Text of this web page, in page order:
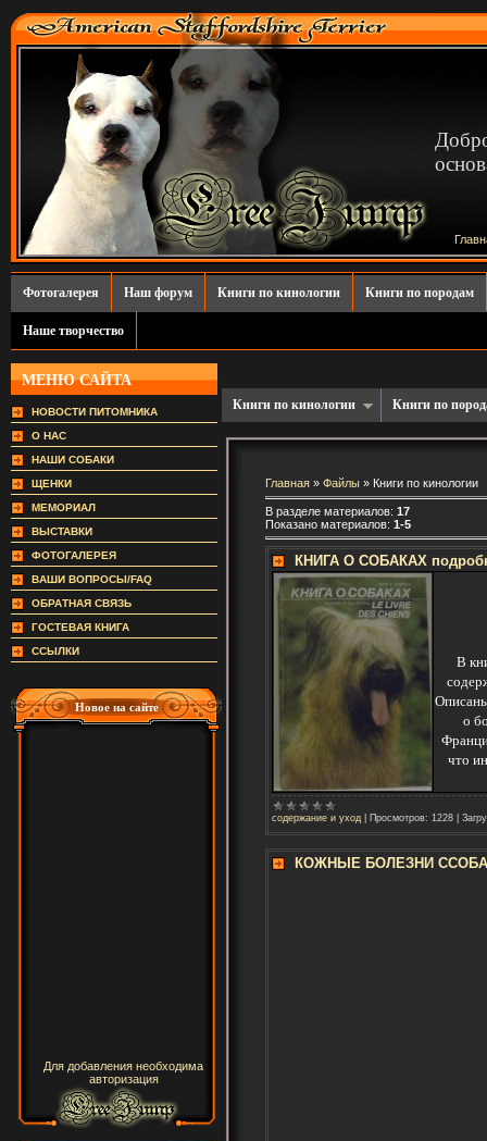
Фотогалерея Наш форум Книги по кинологии Книги по породам
Наше творчество
МЕНЮ САЙТА
НОВОСТИ ПИТОМНИКА
О НАС
НАШИ СОБАКИ
ЩЕНКИ
МЕМОРИАЛ
ВЫСТАВКИ
ФОТОГАЛЕРЕЯ
ВАШИ ВОПРОСЫ/FAQ
ОБРАТНАЯ СВЯЗЬ
ГОСТЕВАЯ КНИГА
ССЫЛКИ
Новое на сайте
Для добавления необходима
авторизация
Книги по кинологии Книги по
Главная » Файлы » Книги по кинологии
В разделе материалов: 17
Показано материалов: 1-5
КНИГА О СОБАКАХ
В
о
что
содержание и уход Просмотров: 1228
КОЖНЫЕ БОЛЕЗНИ